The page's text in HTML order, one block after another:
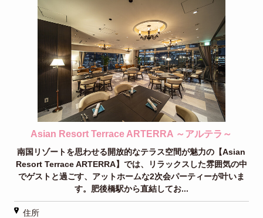
Asian Resort Terrace ARTERRA ～アルテラ～
南国リゾートを思わせる開放的なテラス空間が魅力の【Asian
Resort Terrace ARTERRA】では、リラックスした雰囲気の中
でゲストと過ごす、アットホームな2次会パーティーが叶いま
す。肥後橋駅から直結してお...
住所